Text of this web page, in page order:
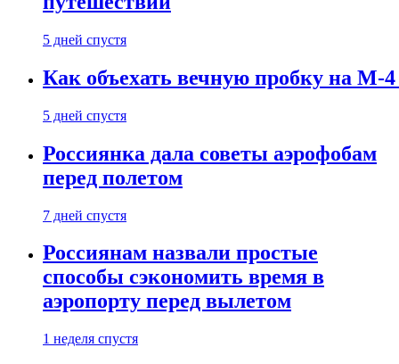
5 дней спустя
Как объехать вечную пробку на М-
5 дней спустя
Россиянка дала советы аэрофобам
перед полетом
7 дней спустя
Россиянам назвали простые
способы сэкономить время в
аэропорту перед вылетом
1 неделя спустя